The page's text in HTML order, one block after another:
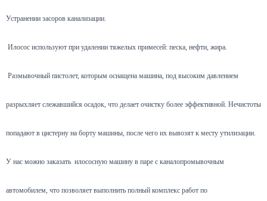
Устранении засоров канализации.
Илосос используют при удалении тяжелых примесей: песка, нефти, жира.
Размывочный пистолет, которым оснащена машина, под высоким давлением
разрыхляет слежавшийся осадок, что делает очистку более эффективной. Нечистоты
попадают в цистерну на борту машины, после чего их вывозят к месту утилизации.
У нас можно заказать илососную машину в паре с каналопромывочным
автомобилем, что позволяет выполнить полный комплекс работ по